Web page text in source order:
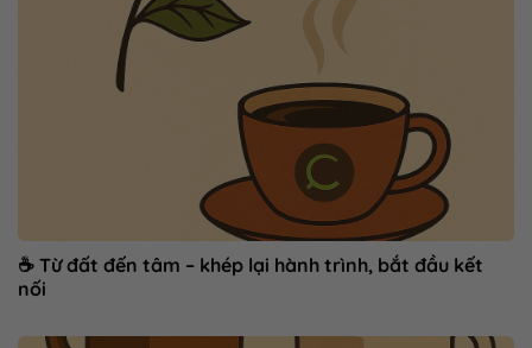
☕ Từ đất đến tâm – khép lại hành trình, bắt đầu kết
nối